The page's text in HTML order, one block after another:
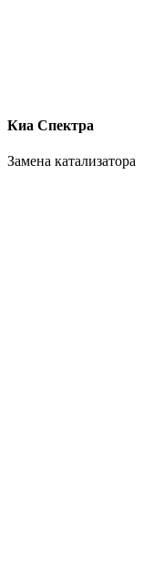
Киа Спектра
Замена катализатора